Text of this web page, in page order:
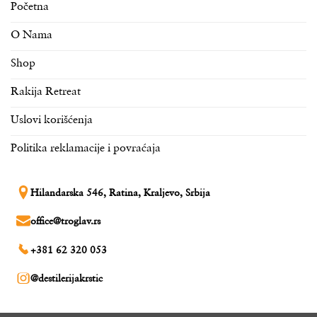
Početna
O Nama
Shop
Rakija Retreat
Uslovi korišćenja
Politika reklamacije i povraćaja
Hilandarska 546, Ratina, Kraljevo, Srbija
office@troglav.rs
+381 62 320 053
@destilerijakrstic